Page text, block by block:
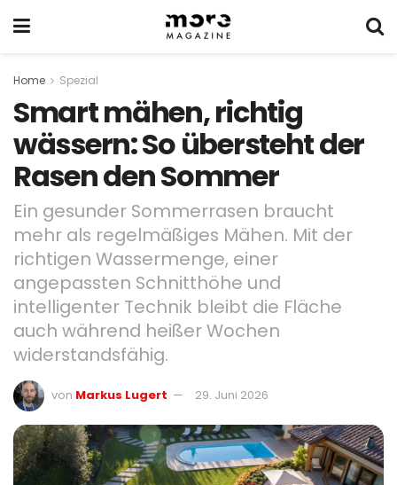
Home Spezial
Smart mähen, richtig
wässern: So übersteht der
Rasen den Sommer
Ein gesunder Sommerrasen braucht
mehr als regelmäßiges Mähen. Mit der
richtigen Wassermenge, einer
angepassten Schnitthöhe und
intelligenter Technik bleibt die Fläche
auch während heißer Wochen
widerstandsfähig.
von Markus Lugert 29. Juni 2026